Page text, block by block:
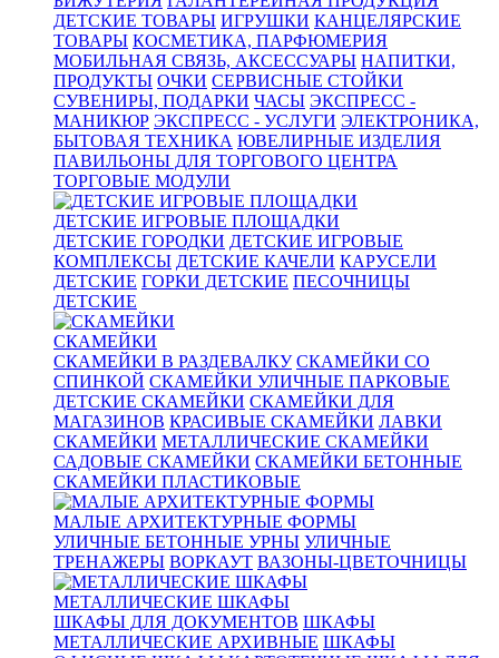
ДЕТСКИЕ ТОВАРЫ ИГРУШКИ КАНЦЕЛЯРСКИЕ
ТОВАРЫ КОСМЕТИКА, ПАРФЮМЕРИЯ
МОБИЛЬНАЯ СВЯЗЬ, АКСЕССУАРЫ НАПИТКИ,
ПРОДУКТЫ ОЧКИ СЕРВИСНЫЕ СТОЙКИ
СУВЕНИРЫ, ПОДАРКИ ЧАСЫ ЭКСПРЕСС -
МАНИКЮР ЭКСПРЕСС - УСЛУГИ ЭЛЕКТРОНИКА,
БЫТОВАЯ ТЕХНИКА ЮВЕЛИРНЫЕ ИЗДЕЛИЯ
ПАВИЛЬОНЫ ДЛЯ ТОРГОВОГО ЦЕНТРА
ТОРГОВЫЕ МОДУЛИ
ДЕТСКИЕ ИГРОВЫЕ ПЛОЩАДКИ
ДЕТСКИЕ ГОРОДКИ ДЕТСКИЕ ИГРОВЫЕ
КОМПЛЕКСЫ ДЕТСКИЕ КАЧЕЛИ КАРУСЕЛИ
ДЕТСКИЕ ГОРКИ ДЕТСКИЕ ПЕСОЧНИЦЫ
ДЕТСКИЕ
СКАМЕЙКИ
СКАМЕЙКИ В РАЗДЕВАЛКУ СКАМЕЙКИ СО
СПИНКОЙ СКАМЕЙКИ УЛИЧНЫЕ ПАРКОВЫЕ
ДЕТСКИЕ СКАМЕЙКИ СКАМЕЙКИ ДЛЯ
МАГАЗИНОВ КРАСИВЫЕ СКАМЕЙКИ ЛАВКИ
СКАМЕЙКИ МЕТАЛЛИЧЕСКИЕ СКАМЕЙКИ
САДОВЫЕ СКАМЕЙКИ СКАМЕЙКИ БЕТОННЫЕ
СКАМЕЙКИ ПЛАСТИКОВЫЕ
МАЛЫЕ АРХИТЕКТУРНЫЕ ФОРМЫ
УЛИЧНЫЕ БЕТОННЫЕ УРНЫ УЛИЧНЫЕ
ТРЕНАЖЕРЫ ВОРКАУТ ВАЗОНЫ-ЦВЕТОЧНИЦЫ
МЕТАЛЛИЧЕСКИЕ ШКАФЫ
ШКАФЫ ДЛЯ ДОКУМЕНТОВ ШКАФЫ
МЕТАЛЛИЧЕСКИЕ АРХИВНЫЕ ШКАФЫ